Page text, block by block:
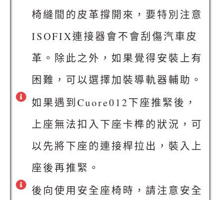
椅縫間的皮革撐開來，要特別注意
ISOFIX連接器會不會刮傷汽車皮
革。除此之外，如果覺得安裝上有
困難，可以選擇加裝導軌器輔助。
如果遇到Cuore012下座推緊後，
上座無法扣入下座卡榫的狀況，可
以先將下座的連接桿拉出，裝入上
座後再推緊。
後向使用安全座椅時，請注意安全